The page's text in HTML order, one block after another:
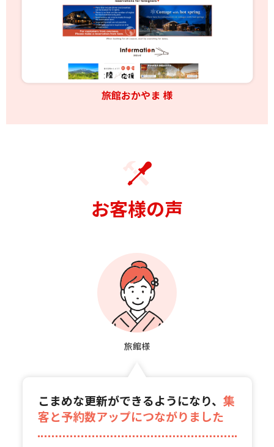
旅館おかやま 様
お客様の声
旅館様
こまめな更新ができるようになり、 集
客と予約数アップにつながりました